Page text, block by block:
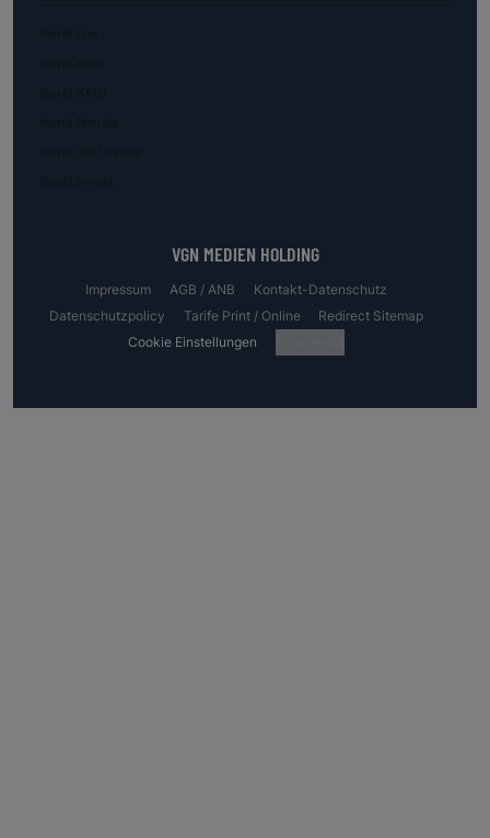
VGN MEDIEN HOLDING
Impressum AGB / ANB
Kontakt-Datenschutz
Datenschutzpolicy
Tarife Print / Online
Redirect Sitemap
Cookie Einstellungen